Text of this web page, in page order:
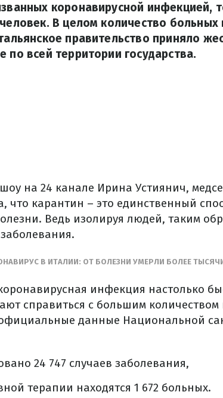
коронавирусной инфекцией,
В целом количество больных
правительство приняло
всей территории государства.
на 24 канале Ирина Устиянич,
что карантин – это единственный
Ведь изолируя людей, таким
В ИТАЛИИ: ОТ БОЛЕЗНИ УМЕРЛИ БОЛЕЕ
инфекция настолько
справиться с большим
данные Национальной
24 747 случаев заболевания,
терапии находятся 1 672 больных.